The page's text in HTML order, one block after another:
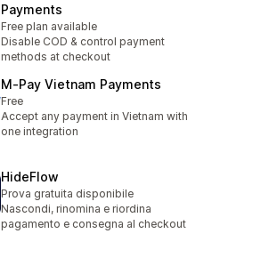
Payments
Free plan available
Disable COD & control payment
methods at checkout
M‑Pay Vietnam Payments
Free
Accept any payment in Vietnam with
one integration
HideFlow
Prova gratuita disponibile
Nascondi, rinomina e riordina
pagamento e consegna al checkout